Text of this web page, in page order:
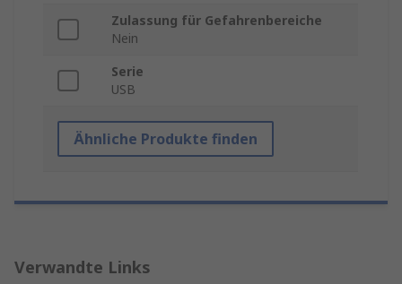
Zulassung für Gefahrenbereiche
Nein
Serie
USB
Ähnliche Produkte finden
Verwandte Links